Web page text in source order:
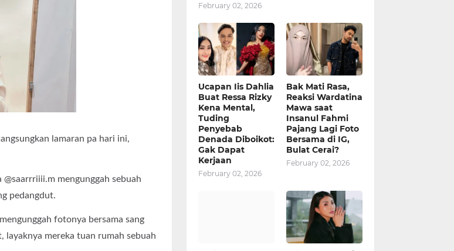
lamaran pa hari ini,
mengunggah sebuah
pedangdut.
fotonya bersama sang
layaknya mereka tuan rumah sebuah
February 02, 2026
Ucapan Iis Dahlia
Buat Ressa Rizky
Kena Mental,
Tuding
Penyebab
Denada Diboikot:
Gak Dapat
Kerjaan
February 02, 2026
Bak Mati Rasa,
Reaksi Wardatina
Mawa saat
Insanul Fahmi
Pajang Lagi Foto
Bersama di IG,
Bulat Cerai?
February 02, 2026